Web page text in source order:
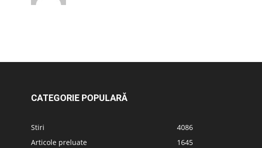
CATEGORIE POPULARĂ
Stiri
4086
Articole preluate
1645